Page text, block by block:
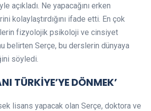
açıkladı. Ne yapacağını erken
kolaylaştırdığını ifade etti. En çok
fizyolojik psikoloji ve cinsiyet
belirten Serçe, bu derslerin dünyaya
söyledi.
TÜRKİYE’YE DÖNMEK’
lisans yapacak olan Serçe, doktora ve